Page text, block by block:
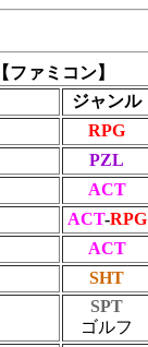
【ファミコン】
ジャンル
RPG
PZL
ACT
ACT-RPG
ACT
SHT
SPT
ゴルフ